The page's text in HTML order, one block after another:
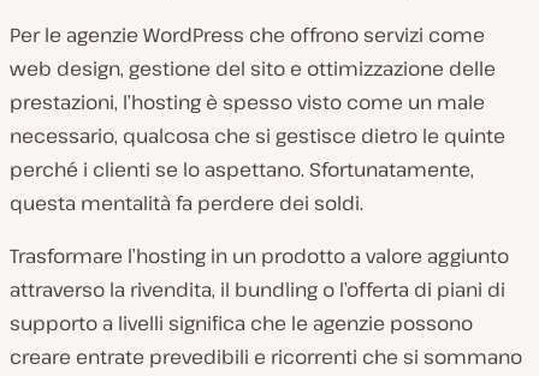
Per le agenzie WordPress che offrono servizi come
web design, gestione del sito e ottimizzazione delle
prestazioni, l’hosting è spesso visto come un male
necessario, qualcosa che si gestisce dietro le quinte
perché i clienti se lo aspettano. Sfortunatamente,
questa mentalità fa perdere dei soldi.
Trasformare l’hosting in un prodotto a valore aggiunto
attraverso la rivendita, il bundling o l’offerta di piani di
supporto a livelli significa che le agenzie possono
creare entrate prevedibili e ricorrenti che si sommano